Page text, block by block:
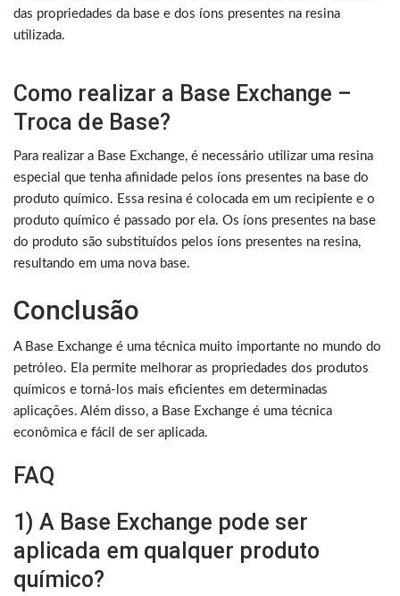
das propriedades da base e dos íons presentes na resina
utilizada.
Como realizar a Base Exchange –
Troca de Base?
Para realizar a Base Exchange, é necessário utilizar uma resina
especial que tenha afinidade pelos íons presentes na base do
produto químico. Essa resina é colocada em um recipiente e o
produto químico é passado por ela. Os íons presentes na base
do produto são substituídos pelos íons presentes na resina,
resultando em uma nova base.
Conclusão
A Base Exchange é uma técnica muito importante no mundo do
petróleo. Ela permite melhorar as propriedades dos produtos
químicos e torná-los mais eficientes em determinadas
aplicações. Além disso, a Base Exchange é uma técnica
econômica e fácil de ser aplicada.
FAQ
1) A Base Exchange pode ser
aplicada em qualquer produto
químico?